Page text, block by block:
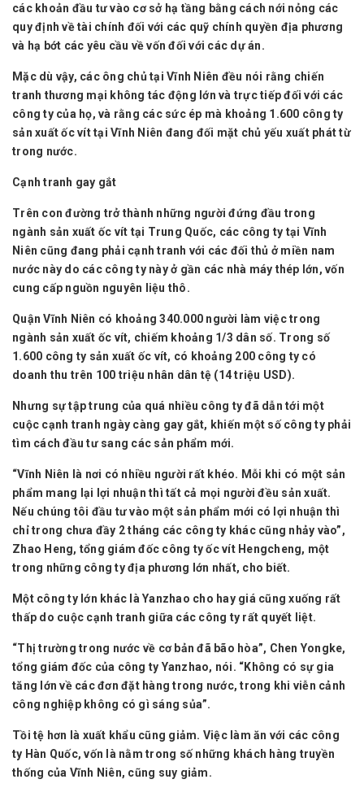
các khoản đầu tư vào cơ sở hạ tầng bằng cách nới nỏng các
quy định về tài chính đối với các quỹ chính quyền địa phương
và hạ bớt các yêu cầu về vốn đối với các dự án.
Mặc dù vậy, các ông chủ tại Vĩnh Niên đều nói rằng chiến
tranh thương mại không tác động lớn và trực tiếp đối với các
công ty của họ, và rằng các sức ép mà khoảng 1.600 công ty
sản xuất ốc vít tại Vĩnh Niên đang đối mặt chủ yếu xuất phát từ
trong nước.
Cạnh tranh gay gắt
Trên con đường trở thành những người đứng đầu trong
ngành sản xuất ốc vít tại Trung Quốc, các công ty tại Vĩnh
Niên cũng đang phải cạnh tranh với các đối thủ ở miền nam
nước này do các công ty này ở gần các nhà máy thép lớn, vốn
cung cấp nguồn nguyên liệu thô.
Quận Vĩnh Niên có khoảng 340.000 người làm việc trong
ngành sản xuất ốc vít, chiếm khoảng 1/3 dân số. Trong số
1.600 công ty sản xuất ốc vít, có khoảng 200 công ty có
doanh thu trên 100 triệu nhân dân tệ (14 triệu USD).
Nhưng sự tập trung của quá nhiều công ty đã dẫn tới một
cuộc cạnh tranh ngày càng gay gắt, khiến một số công ty phải
tìm cách đầu tư sang các sản phẩm mới.
“Vĩnh Niên là nơi có nhiều người rất khéo. Mỗi khi có một sản
phẩm mang lại lợi nhuận thì tất cả mọi người đều sản xuất.
Nếu chúng tôi đầu tư vào một sản phẩm mới có lợi nhuận thì
chỉ trong chưa đầy 2 tháng các công ty khác cũng nhảy vào”,
Zhao Heng, tổng giám đốc công ty ốc vít Hengcheng, một
trong những công ty địa phương lớn nhất, cho biết.
Một công ty lớn khác là Yanzhao cho hay giá cũng xuống rất
thấp do cuộc cạnh tranh giữa các công ty rất quyết liệt.
“Thị trường trong nước về cơ bản đã bão hòa”, Chen Yongke,
tổng giám đốc của công ty Yanzhao, nói. “Không có sự gia
tăng lớn về các đơn đặt hàng trong nước, trong khi viễn cảnh
công nghiệp không có gì sáng sủa”.
Tồi tệ hơn là xuất khẩu cũng giảm. Việc làm ăn với các công
ty Hàn Quốc, vốn là nằm trong số những khách hàng truyền
thống của Vĩnh Niên, cũng suy giảm.